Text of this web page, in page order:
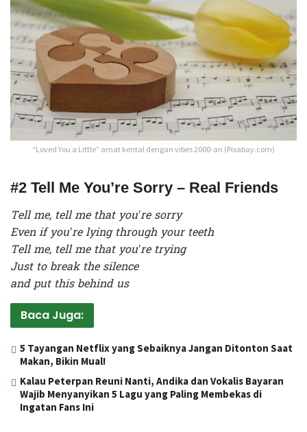
“Loved You a Little” amat kental dengan vibes 2000-an (Pixabay.com)
#2 Tell Me You’re Sorry – Real Friends
Tell me, tell me that you’re sorry
Even if you’re lying through your teeth
Tell me, tell me that you’re trying
Just to break the silence
and put this behind us
Baca Juga:
5 Tayangan Netflix yang Sebaiknya Jangan Ditonton Saat
Makan, Bikin Mual!
Kalau Peterpan Reuni Nanti, Andika dan Vokalis Bayaran
Wajib Menyanyikan 5 Lagu yang Paling Membekas di
Ingatan Fans Ini